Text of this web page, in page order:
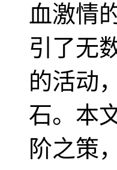
血激情
引了无
的活动
石。本
阶之策